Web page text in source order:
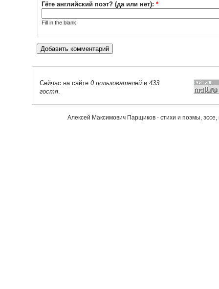
Гёте английский поэт? (да или нет): *
Fill in the blank
Сейчас на сайте 0 пользователей и 433
гостя.
Алексей Максимович Парщиков - стихи и поэмы,